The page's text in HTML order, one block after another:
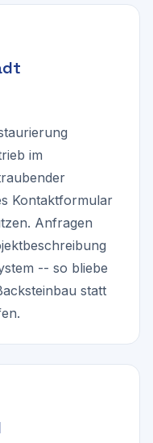
im
Kontaktformular
Anfragen
-- so bliebe
statt